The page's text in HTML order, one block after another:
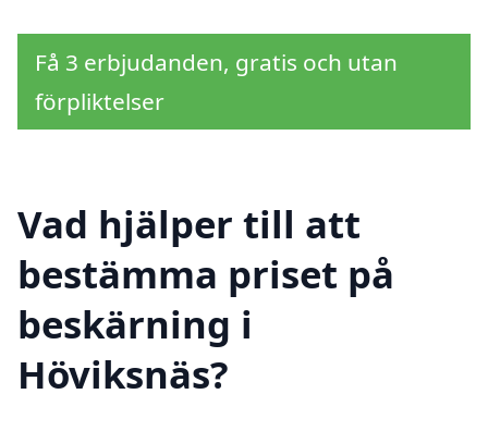
Få 3 erbjudanden, gratis och utan
förpliktelser
Vad hjälper till att
bestämma priset på
beskärning i
Höviksnäs?